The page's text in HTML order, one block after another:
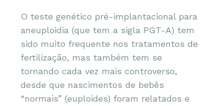
O teste genético pré-implantacional para
aneuploidia (que tem a sigla PGT-A) tem
sido muito frequente nos tratamentos de
fertilização, mas também tem se
tornando cada vez mais controverso,
desde que nascimentos de bebês
“normais” (euploides) foram relatados e